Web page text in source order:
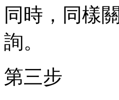
同時，同樣
詢。
第三步